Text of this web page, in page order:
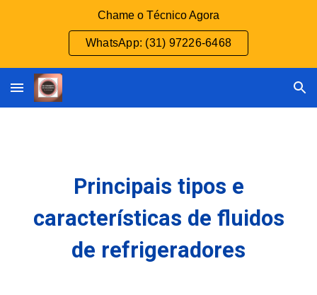
Chame o Técnico Agora
WhatsApp: (31) 97226-6468
Principais tipos e
características de fluidos
de refrigeradores